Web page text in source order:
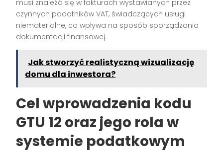
musi znaleźć się w fakturach wystawianych przez
czynnych podatników VAT, świadczących usługi
niematerialne, co wpływa na sposób sporządzania
dokumentacji finansowej.
Jak stworzyć realistyczną wizualizację
domu dla inwestora?
Cel wprowadzenia kodu
GTU 12 oraz jego rola w
systemie podatkowym